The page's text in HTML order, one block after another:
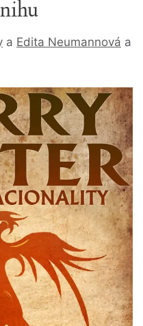
a Edita Neumannová a